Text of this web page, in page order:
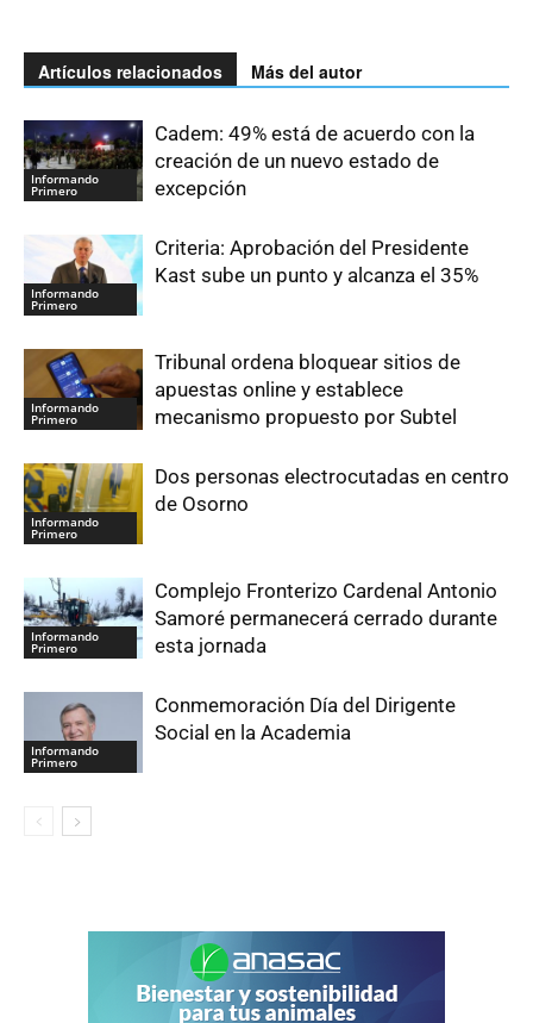
Artículos relacionados Más del autor
Informando
Primero
Cadem: 49% está de acuerdo con la
creación de un nuevo estado de
excepción
Informando
Primero
Criteria: Aprobación del Presidente
Kast sube un punto y alcanza el 35%
Informando
Primero
Tribunal ordena bloquear sitios de
apuestas online y establece
mecanismo propuesto por Subtel
Informando
Primero
Dos personas electrocutadas en centro
de Osorno
Informando
Primero
Complejo Fronterizo Cardenal Antonio
Samoré permanecerá cerrado durante
esta jornada
Informando
Primero
Conmemoración Día del Dirigente
Social en la Academia